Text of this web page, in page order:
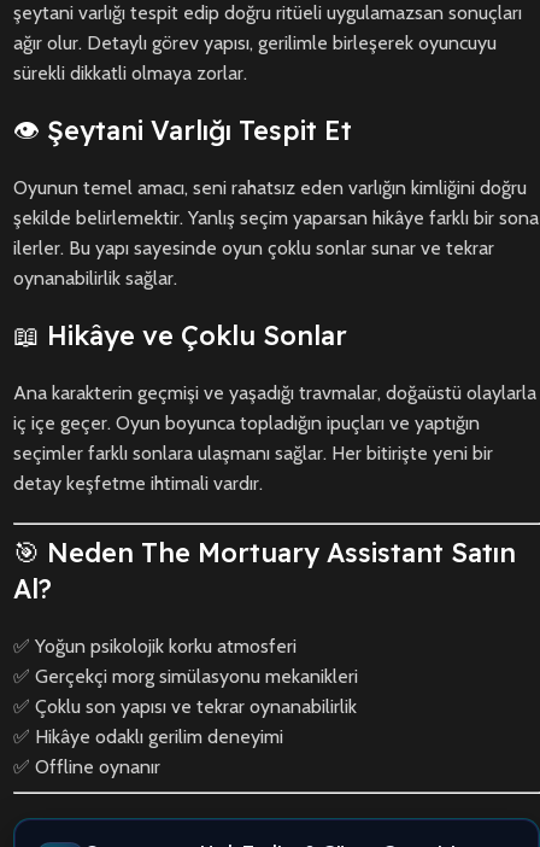
şeytani varlığı tespit edip doğru ritüeli uygulamazsan sonuçları
ağır olur. Detaylı görev yapısı, gerilimle birleşerek oyuncuyu
sürekli dikkatli olmaya zorlar.
👁️ Şeytani Varlığı Tespit Et
Oyunun temel amacı, seni rahatsız eden varlığın kimliğini doğru
şekilde belirlemektir. Yanlış seçim yaparsan hikâye farklı bir sona
ilerler. Bu yapı sayesinde oyun çoklu sonlar sunar ve tekrar
oynanabilirlik sağlar.
📖 Hikâye ve Çoklu Sonlar
Ana karakterin geçmişi ve yaşadığı travmalar, doğaüstü olaylarla
iç içe geçer. Oyun boyunca topladığın ipuçları ve yaptığın
seçimler farklı sonlara ulaşmanı sağlar. Her bitirişte yeni bir
detay keşfetme ihtimali vardır.
🎯 Neden The Mortuary Assistant Satın
Al?
✅ Yoğun psikolojik korku atmosferi
✅ Gerçekçi morg simülasyonu mekanikleri
✅ Çoklu son yapısı ve tekrar oynanabilirlik
✅ Hikâye odaklı gerilim deneyimi
✅ Offline oynanır